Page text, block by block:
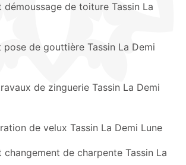
de toiture Tassin La
de gouttière Tassin La Demi
de zinguerie Tassin La Demi
de velux Tassin La Demi Lune
changement de charpente Tassin La